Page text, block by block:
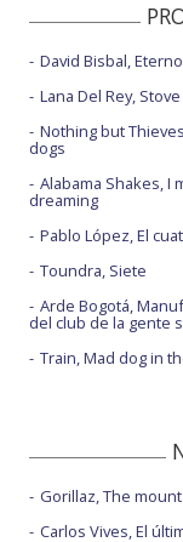
David Bisbal,
Lana Del Rey, Stove
Nothing but
dogs
Alabama Shakes, I
dreaming
Pablo López, El
Toundra, Siete
Arde Bogotá,
del club de la gente
Train, Mad dog in
Gorillaz, The
Carlos Vives, El